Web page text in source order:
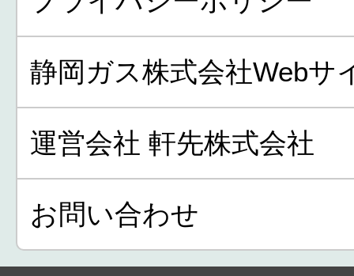
静岡ガス株式会社Webサ
運営会社 軒先株式会社
お問い合わせ